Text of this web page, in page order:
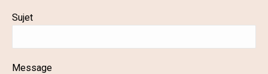
Sujet
Message